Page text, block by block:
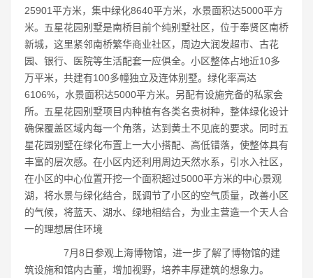
25901平方米，集中绿化8640平方米，水景面积达5000平方
米。五星花园别墅是南桥目前个纯别墅社区，位于奉贤区南桥
新城，这里紧邻南桥繁华商业社区，周边大润发超市、古花
园、银行、医院等生活配套一应俱全。小区整体占地近10多
万平米，共建有100多幢独立及连体别墅。绿化率高达
6106%，水景面积达5000平方米。另配有设施完备的私家会
所。五星花园别墅项目内种植有各类名贵树种，整体绿化设计
确保覆盖区域内每一个角落，达到黄土不见底的要求。同时五
星花园别墅在绿化布置上一大小搭配、高低错落，使整体具有
丰富的层次感。在小区内还利用周边天然水系，引水入社区，
在小区的中心位置开挖一个面积超过5000平方米的中心景观
湖，将水景与绿化结合，既调节了小区的空气质量，改善小区
的气候，将蓝天、湖水、绿地相结合，为业主营造一个天人合
一的理想居住环境
7月8日参观上海博物馆，进一步了解了博物馆的建
筑设施和馆内古董，增加视野，培养丰厚建筑的想象力。